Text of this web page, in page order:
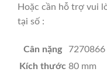
Hoặc cần hỗ trợ vui
tại số :
Cân nặng
7270866
Kích thước 80 mm